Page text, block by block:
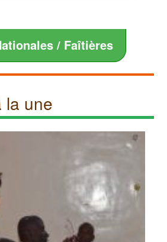
/ Faîtières
la une